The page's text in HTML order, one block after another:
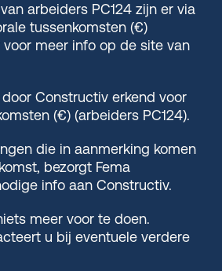
arbeiders PC124 zijn er via
tussenkomsten (€)
voor meer info op de site van
Constructiv erkend voor
(€) (arbeiders PC124).
die in aanmerking komen
bezorgt Fema
info aan Constructiv.
meer voor te doen.
u bij eventuele verdere